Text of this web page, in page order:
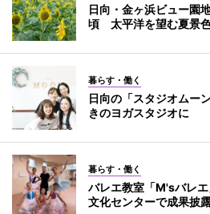
日向・金ヶ浜ビュー園
頃 太平洋を望む夏景
暮らす・働く
日向の「スタジオムー
きのヨガスタジオに
暮らす・働く
バレエ教室「M'sバレ
文化センターで成果披